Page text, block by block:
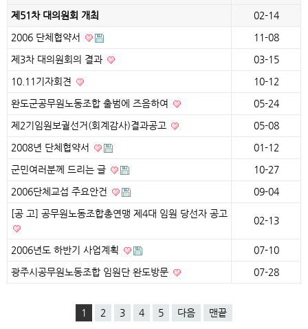
제51차 대의원회 개최
02-14
2006 단체협약서
11-08
제3차 대의원회의 결과
03-15
10.11기자회견
10-12
완도군공무원노동조합 출범에 즈음하여
05-24
제2기임원보궐선거(회계감사)결과공고
05-08
2008년 단체협약서
01-12
군민여러분께 드리는 글
10-27
2006단체교섭 주요안건
09-04
[공 고] 공무원노동조합총연맹 제4대 임원 당선자 공고
02-13
2006년도 하반기 사업계획
07-10
광주시공무원노동조합 임원단 완도방문
07-28
1 2 3 4 5 다음 맨끝